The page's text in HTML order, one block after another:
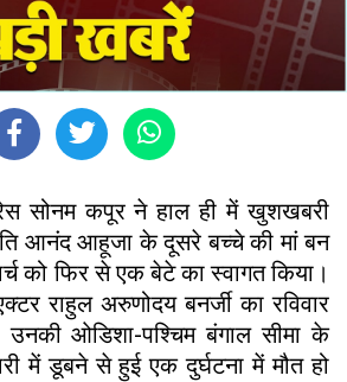
सोनम कपूर ने हाल ही में खुशखबरी
आनंद आहूजा के दूसरे बच्चे की मां बन
को फिर से एक बेटे का स्वागत किया।
राहुल अरुणोदय बनर्जी का रविवार
उनकी ओडिशा-पश्चिम बंगाल सीमा के
में डूबने से हुई एक दुर्घटना में मौत हो